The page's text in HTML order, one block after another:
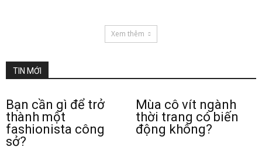
Xem thêm
TIN MỚI
Bạn cần gì để trở
thành một
fashionista công
sở?
Mùa cô vít ngành
thời trang có biến
động không?